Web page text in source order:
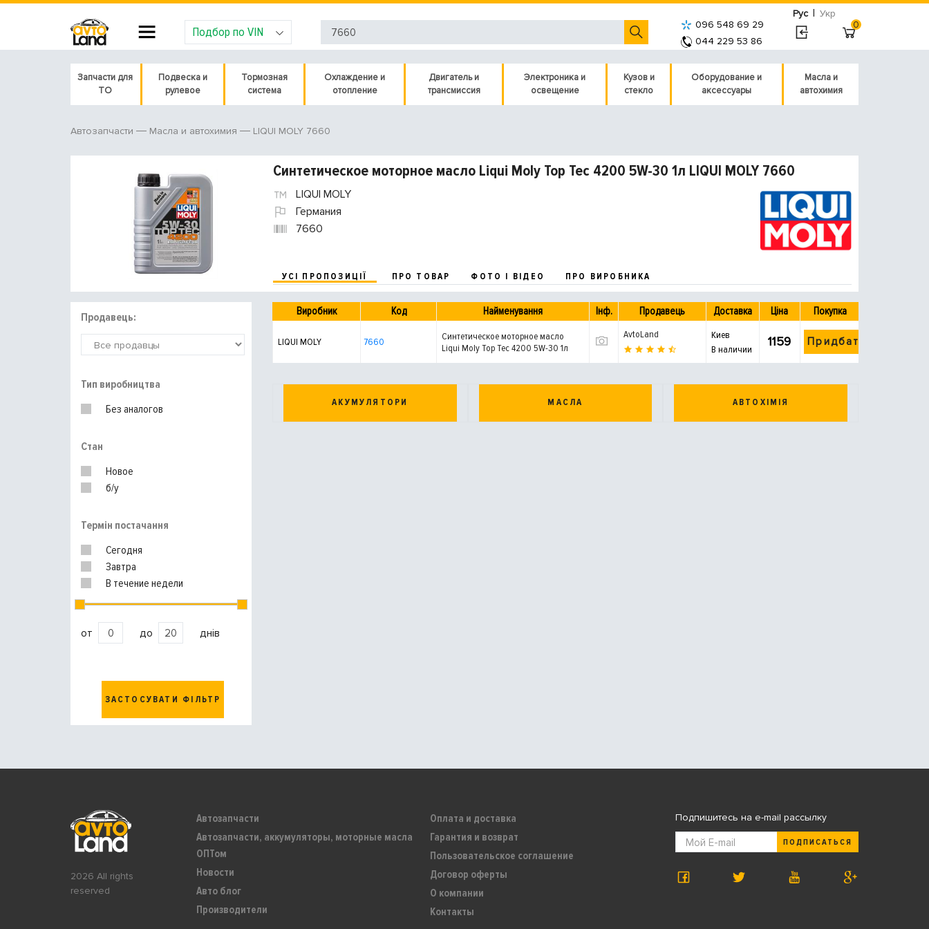
Рус | Укр
Подбор по VIN
096 548 69 29
044 229 53 86
0
Запчасти для
ТО
Подвеска и
рулевое
Тормозная
система
Охлаждение и
отопление
Двигатель и
трансмиссия
Электроника и
освещение
Кузов и
стекло
Оборудование и
аксессуары
Масла и
автохимия
Автозапчасти Масла и автохимия LIQUI MOLY 7660
Синтетическое моторное масло Liqui Moly Top Tec 4200 5W-30 1л LIQUI MOLY 7660
LIQUI MOLY
Германия
7660
УСІ ПРОПОЗИЦІЇ ПРО ТОВАР ФОТО І ВІДЕО ПРО ВИРОБНИКА
Продавець:
Тип виробництва
Без аналогов
Стан
Новое
б/у
Термін постачання
Сегодня
Завтра
В течение недели
от до днів
ЗАСТОСУВАТИ ФІЛЬТР
Виробник Код Найменування Інф. Продавець Доставка Ціна Покупка
LIQUI MOLY 7660
Синтетическое моторное масло
Liqui Moly Top Tec 4200 5W-30 1л
AvtoLand
Киев
В наличии
1159 Придбати
АКУМУЛЯТОРИ МАСЛА АВТОХІМІЯ
2026 All rights
reserved
Автозапчасти
Автозапчасти, аккумуляторы, моторные масла
ОПТом
Новости
Авто блог
Производители
Оплата и доставка
Гарантия и возврат
Пользовательское соглашение
Договор оферты
О компании
Контакты
Подпишитесь на e-mail рассылку
ПОДПИСАТЬСЯ